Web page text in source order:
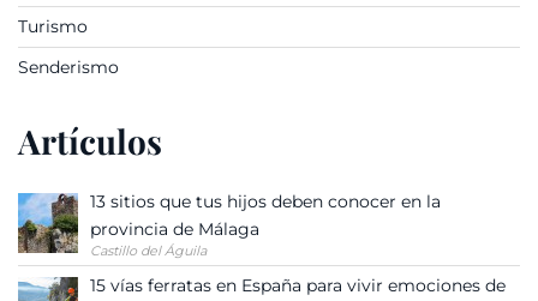
Turismo
Senderismo
Artículos
13 sitios que tus hijos deben conocer en la
provincia de Málaga
Castillo del Águila
15 vías ferratas en España para vivir emociones de